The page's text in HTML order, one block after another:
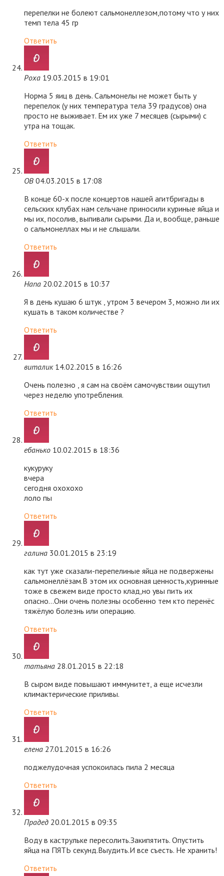
перепелки не болеют сальмонеллезом,потому что у них
темп тела 45 гр
Ответить
Роха 19.03.2015 в 19:01
Норма 5 яиц в день. Сальмонелы не может быть у
перепелок (у них температура тела 39 градусов) она
просто не выживает. Ем их уже 7 месяцев (сырыми) с
утра на тощак.
Ответить
ОВ 04.03.2015 в 17:08
В конце 60-х после концертов нашей агитбригады в
сельских клубах нам сельчане приносили куриные яйца и
мы их, посолив, выпивали сырыми. Да и, вообще, раньше
о сальмонеллах мы и не слышали.
Ответить
Hana 20.02.2015 в 10:37
Я в день кушаю 6 штук , утром 3 вечером 3, можно ли их
кушать в таком количестве ?
Ответить
виталик 14.02.2015 в 16:26
Очень полезно , я сам на своём самочувствии ощутил
через неделю употребления.
Ответить
ебанько 10.02.2015 в 18:36
кукуруку
вчера
сегодня охохохо
лоло пы
Ответить
галина 30.01.2015 в 23:19
как тут уже сказали-перепелиные яйца не подвержены
сальмонеллёзам.В этом их основная ценность,куринные
тоже в свежем виде просто клад,но увы пить их
опасно…Они очень полезны особенно тем кто перенёс
тяжёлую болезнь или операцию.
Ответить
татьяна 28.01.2015 в 22:18
В сыром виде повышают иммунитет, а еще исчезли
климактерические приливы.
Ответить
елена 27.01.2015 в 16:26
поджелудочная успокоилась пила 2 месяца
Ответить
Прадед 20.01.2015 в 09:35
Воду в каструльке пересолить.Закипятить. Опустить
яйца на ПЯТЬ секунд.Выудить.И все съесть. Не хранить!
Ответить